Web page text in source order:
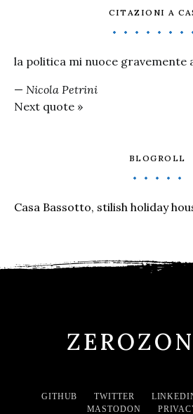
CITAZIONI A
la politica mi nuoce gravemente
— Nicola Petrini
Next quote »
BLOGROLL
Casa Bassotto, stilish holiday
GITHUB TWITTER
MASTODON